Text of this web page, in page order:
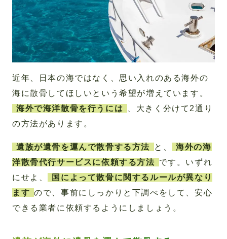
近年、日本の海ではなく、思い入れのある海外の
海に散骨してほしいという希望が増えています。
海外で海洋散骨を行うには
、大きく分けて2通り
の方法があります。
遺族が遺骨を運んで散骨する方法 と、
海外の海
洋散骨代行サービスに依頼する方法
です。いずれ
にせよ、
国によって散骨に関するルールが異なり
ます ので、事前にしっかりと下調べをして、安心
できる業者に依頼するようにしましょう。